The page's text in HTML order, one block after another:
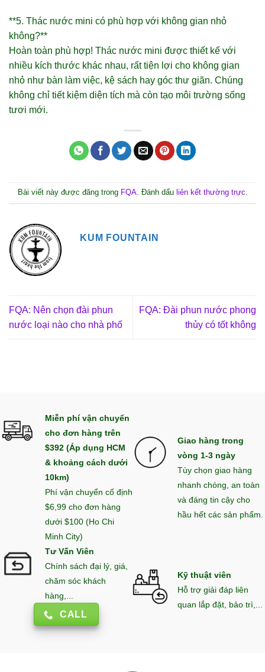
**5. Thác nước mini có phù hợp với không gian nhỏ
không?**
Hoàn toàn phù hợp! Thác nước mini được thiết kế với
nhiều kích thước khác nhau, rất tiện lợi cho không gian
nhỏ như bàn làm việc, kệ sách hay góc thư giãn. Chúng
không chỉ tiết kiệm diện tích mà còn tạo môi trường sống
tươi mới.
Bài viết này được đăng trong FQA. Đánh dấu liên kết thường trực.
KUM FOUNTAIN
FQA: Nên chọn đài phun
nước loại nào cho nhà phố
FQA: Đài phun nước phong
thủy có tốt không
Miễn phí vận chuyển
cho đơn hàng trên
$392 (Áp dụng HCM
& khoảng cách dưới
10km)
Phí vận chuyển cố định
$6,99 cho đơn hàng
dưới $100 (Ho Chi
Minh City)
Giao hàng trong
vòng 1-3 ngày
Tùy chọn giao hàng
nhanh chóng, an toàn
và đáng tin cậy cho
hầu hết các sản phẩm.
Tư Vấn Viên
Chính sách đại lý, giá,
chăm sóc khách
hàng,...
CALL
Kỹ thuật viên
Hỗ trợ giải đáp liên
quan lắp đặt, bảo trì,...